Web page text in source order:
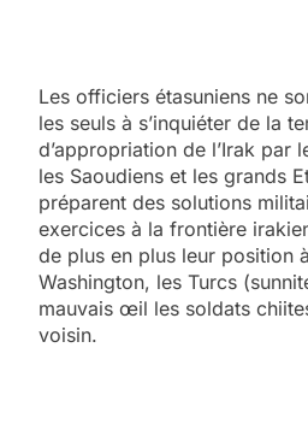
Les officiers étasuniens ne
les seuls à s’inquiéter de la
d’appropriation de l’Irak par
les Saoudiens et les grands
préparent des solutions
exercices à la frontière
de plus en plus leur position
Washington, les Turcs
mauvais œil les soldats
voisin.